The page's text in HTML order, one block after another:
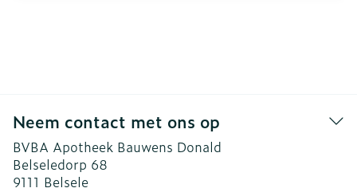
Neem contact met ons op
BVBA Apotheek Bauwens Donald
Belseledorp 68
9111 Belsele